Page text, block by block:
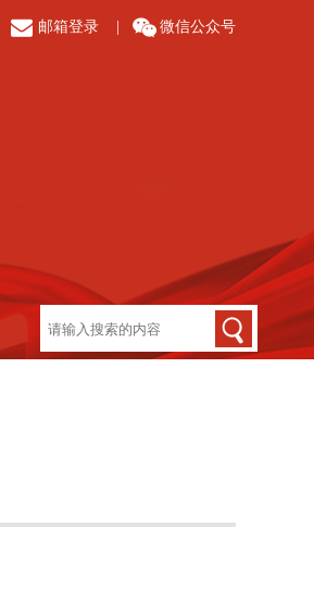
邮箱登录 微信公众号